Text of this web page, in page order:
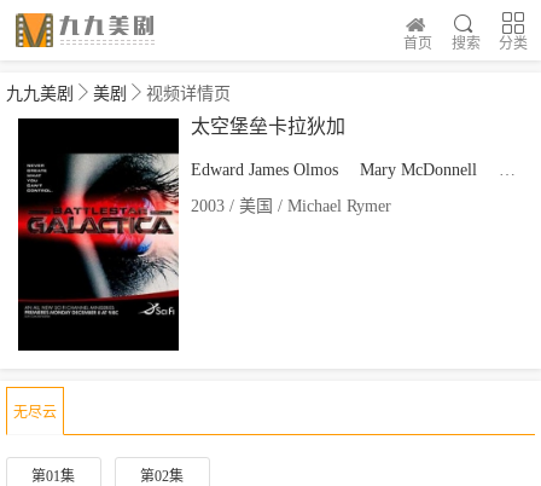
分类
搜索
首页
九九美剧 美剧 视频详情页
太空堡垒卡拉狄加
Edward James Olmos Mary McDonnell
2003 / 美国 / Michael Rymer
无尽云
第01集 第02集